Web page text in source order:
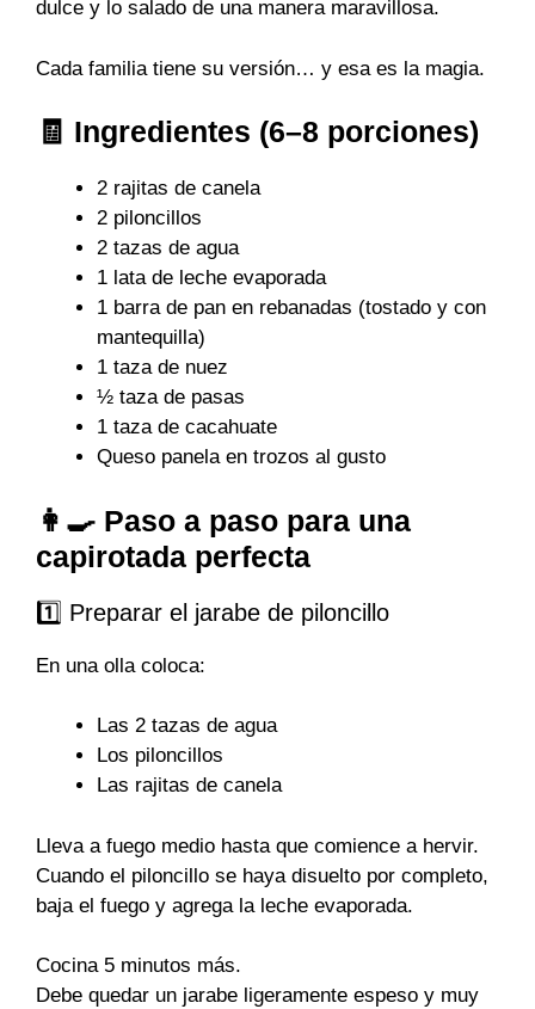
dulce y lo salado de una manera maravillosa.
Cada familia tiene su versión… y esa es la magia.
🧾 Ingredientes (6–8 porciones)
2 rajitas de canela
2 piloncillos
2 tazas de agua
1 lata de leche evaporada
1 barra de pan en rebanadas (tostado y con
mantequilla)
1 taza de nuez
½ taza de pasas
1 taza de cacahuate
Queso panela en trozos al gusto
👩‍🍳 Paso a paso para una
capirotada perfecta
1️⃣ Preparar el jarabe de piloncillo
En una olla coloca:
Las 2 tazas de agua
Los piloncillos
Las rajitas de canela
Lleva a fuego medio hasta que comience a hervir.
Cuando el piloncillo se haya disuelto por completo,
baja el fuego y agrega la leche evaporada.
Cocina 5 minutos más.
Debe quedar un jarabe ligeramente espeso y muy